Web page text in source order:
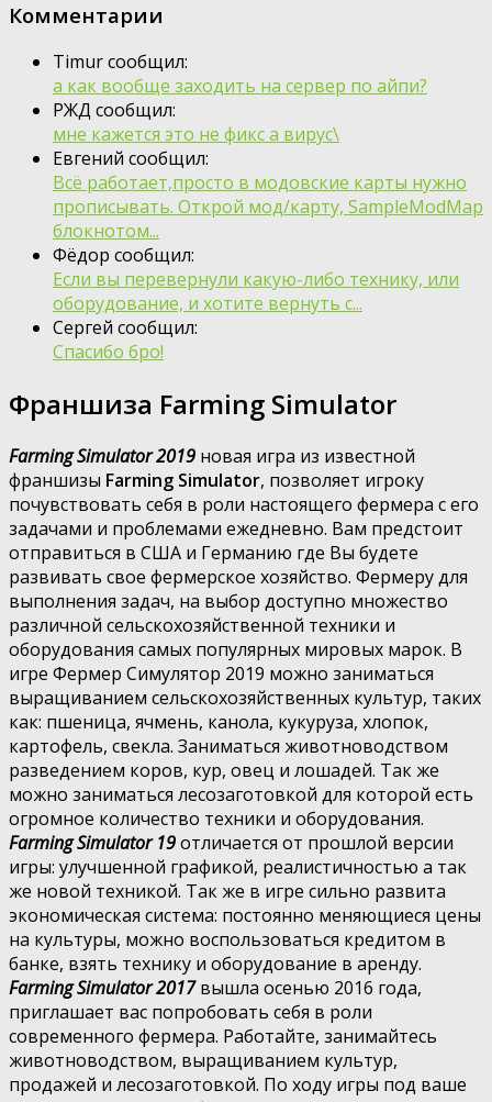
Комментарии
Timur сообщил:
а как вообще заходить на сервер по айпи?
РЖД сообщил:
мне кажется это не фикс а вирус\
Евгений сообщил:
Всё работает,просто в модовские карты нужно
прописывать. Открой мод/карту, SampleModMap
блокнотом...
Фёдор сообщил:
Если вы перевернули какую-либо технику, или
оборудование, и хотите вернуть с...
Сергей сообщил:
Спасибо бро!
Франшиза Farming Simulator
Farming Simulator 2019 новая игра из известной
франшизы Farming Simulator, позволяет игроку
почувствовать себя в роли настоящего фермера с его
задачами и проблемами ежедневно. Вам предстоит
отправиться в США и Германию где Вы будете
развивать свое фермерское хозяйство. Фермеру для
выполнения задач, на выбор доступно множество
различной сельскохозяйственной техники и
оборудования самых популярных мировых марок. В
игре Фермер Симулятор 2019 можно заниматься
выращиванием сельскохозяйственных культур, таких
как: пшеница, ячмень, канола, кукуруза, хлопок,
картофель, свекла. Заниматься животноводством
разведением коров, кур, овец и лошадей. Так же
можно заниматься лесозаготовкой для которой есть
огромное количество техники и оборудования.
Farming Simulator 19отличается от прошлой версии
игры: улучшенной графикой, реалистичностью а так
же новой техникой. Так же в игре сильно развита
экономическая система: постоянно меняющиеся цены
на культуры, можно воспользоваться кредитом в
банке, взять технику и оборудование в аренду.
Farming Simulator 2017вышла осенью 2016 года,
приглашает вас попробовать себя в роли
современного фермера. Работайте, занимайтесь
животноводством, выращиванием культур,
продажей и лесозаготовкой. По ходу игры под ваше